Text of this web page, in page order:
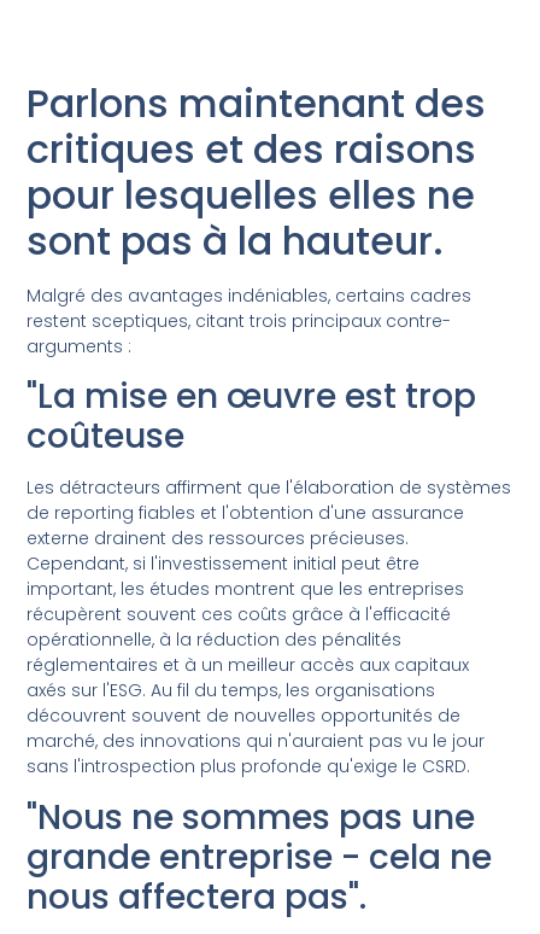
Parlons maintenant des
critiques et des raisons
pour lesquelles elles ne
sont pas à la hauteur.
Malgré des avantages indéniables, certains cadres
restent sceptiques, citant trois principaux contre-
arguments :
"La mise en œuvre est trop
coûteuse
Les détracteurs affirment que l'élaboration de systèmes
de reporting fiables et l'obtention d'une assurance
externe drainent des ressources précieuses.
Cependant, si l'investissement initial peut être
important, les études montrent que les entreprises
récupèrent souvent ces coûts grâce à l'efficacité
opérationnelle, à la réduction des pénalités
réglementaires et à un meilleur accès aux capitaux
axés sur l'ESG. Au fil du temps, les organisations
découvrent souvent de nouvelles opportunités de
marché, des innovations qui n'auraient pas vu le jour
sans l'introspection plus profonde qu'exige le CSRD.
"Nous ne sommes pas une
grande entreprise - cela ne
nous affectera pas".